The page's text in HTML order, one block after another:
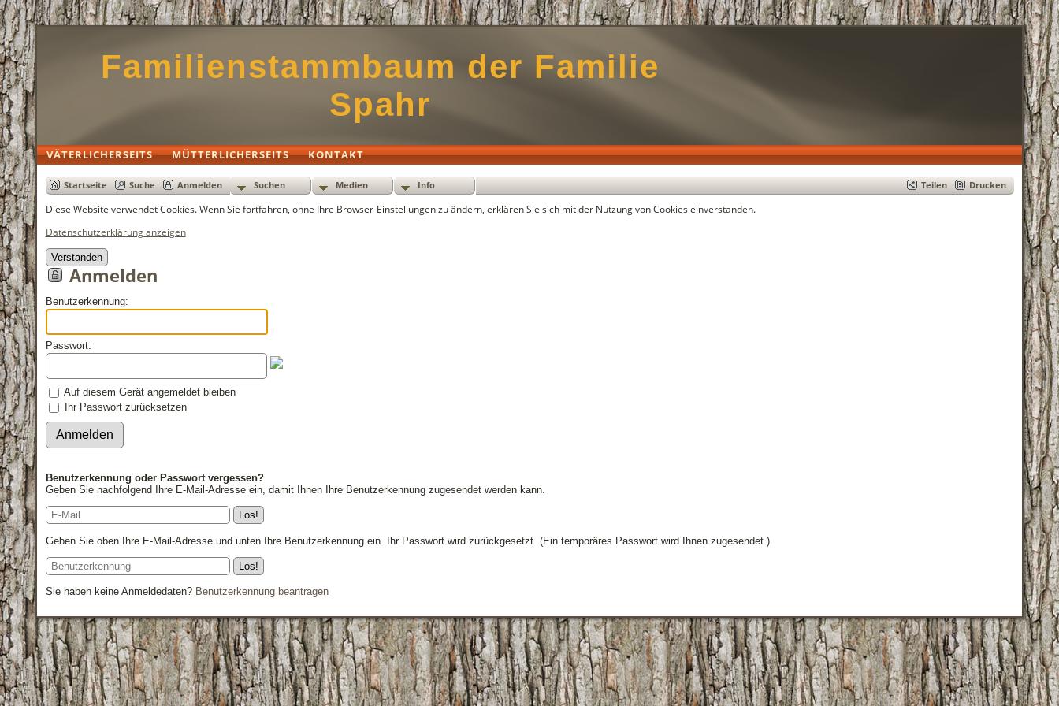
Familienstammbaum der Familie
Spahr
VÄTERLICHERSEITS MÜTTERLICHERSEITS KONTAKT
Startseite Suche Anmelden Suchen Medien Info Teilen Drucken
Diese Website verwendet Cookies. Wenn Sie fortfahren, ohne Ihre Browser-Einstellungen zu ändern, erklären Sie sich mit der Nutzung von Cookies einverstanden.
Datenschutzerklärung anzeigen
Verstanden
Anmelden
Benutzerkennung:
Passwort:
Auf diesem Gerät angemeldet bleiben
Ihr Passwort zurücksetzen
Benutzerkennung oder Passwort vergessen?
Geben Sie nachfolgend Ihre E-Mail-Adresse ein, damit Ihnen Ihre Benutzerkennung zugesendet werden kann.
Geben Sie oben Ihre E-Mail-Adresse und unten Ihre Benutzerkennung ein. Ihr Passwort wird zurückgesetzt. (Ein temporäres Passwort wird Ihnen zugesendet.)
Sie haben keine Anmeldedaten? Benutzerkennung beantragen